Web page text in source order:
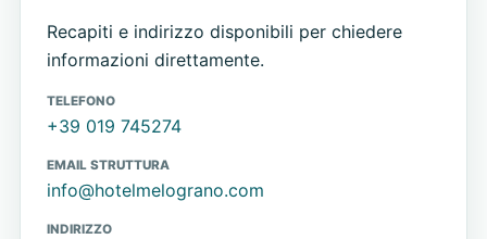
Recapiti e indirizzo disponibili per chiedere
informazioni direttamente.
TELEFONO
+39 019 745274
EMAIL STRUTTURA
info@hotelmelograno.com
INDIRIZZO